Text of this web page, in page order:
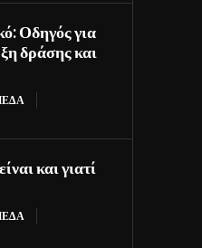
Οδηγός για
δράσης και
και γιατί